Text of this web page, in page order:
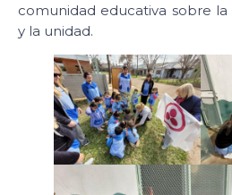
comunidad educativa sobre
y la unidad.